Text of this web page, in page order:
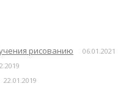
рисованию 06.01.2021
22.01.2019